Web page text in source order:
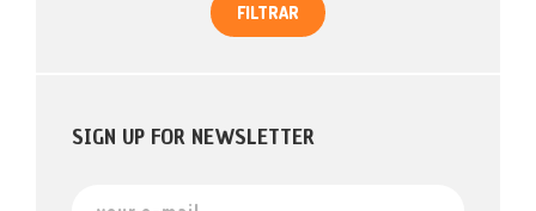
FILTRAR
SIGN UP FOR NEWSLETTER